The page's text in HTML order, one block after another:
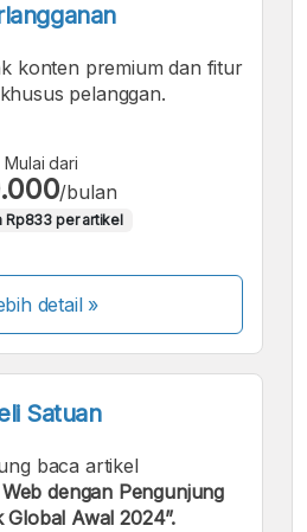
konten premium dan fitur
pelanggan.
Mulai dari
/bulan
Rp833 per artikel
detail »
Satuan
baca artikel
dengan Pengunjung
Global Awal 2024”.